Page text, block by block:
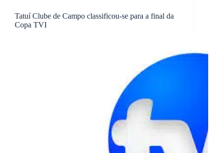
Tatuí Clube de Campo classificou-se para a final da
Copa TVI